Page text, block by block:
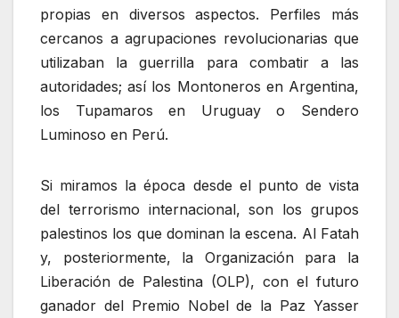
propias en diversos aspectos. Perfiles más
cercanos a agrupaciones revolucionarias que
utilizaban la guerrilla para combatir a las
autoridades; así los Montoneros en Argentina,
los Tupamaros en Uruguay o Sendero
Luminoso en Perú.
Si miramos la época desde el punto de vista
del terrorismo internacional, son los grupos
palestinos los que dominan la escena. Al Fatah
y, posteriormente, la Organización para la
Liberación de Palestina (OLP), con el futuro
ganador del Premio Nobel de la Paz Yasser